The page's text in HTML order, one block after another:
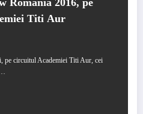
Romania 2016, pe
Titi Aur
pe circuitul Academiei Titi Aur, cei